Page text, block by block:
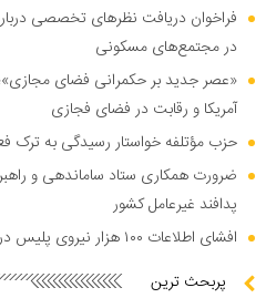
فراخوان دریافت نظر‌های تخصصی
در مجتمع‌های مسکونی
«عصر جدید بر حکمرانی فضای
آمریکا و رقابت در فضای فجازی
حزب مؤتلفه خواستار رسیدگی به ترک
ضرورت همکاری ستاد ساماندهی و
پدافند غیرعامل کشور
افشای اطلاعات ۱۰۰ هزار نیروی پلیس در دارک وب
پربحث ترین